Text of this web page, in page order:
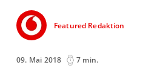
Featured Redaktion
09. Mai 2018 7 min.